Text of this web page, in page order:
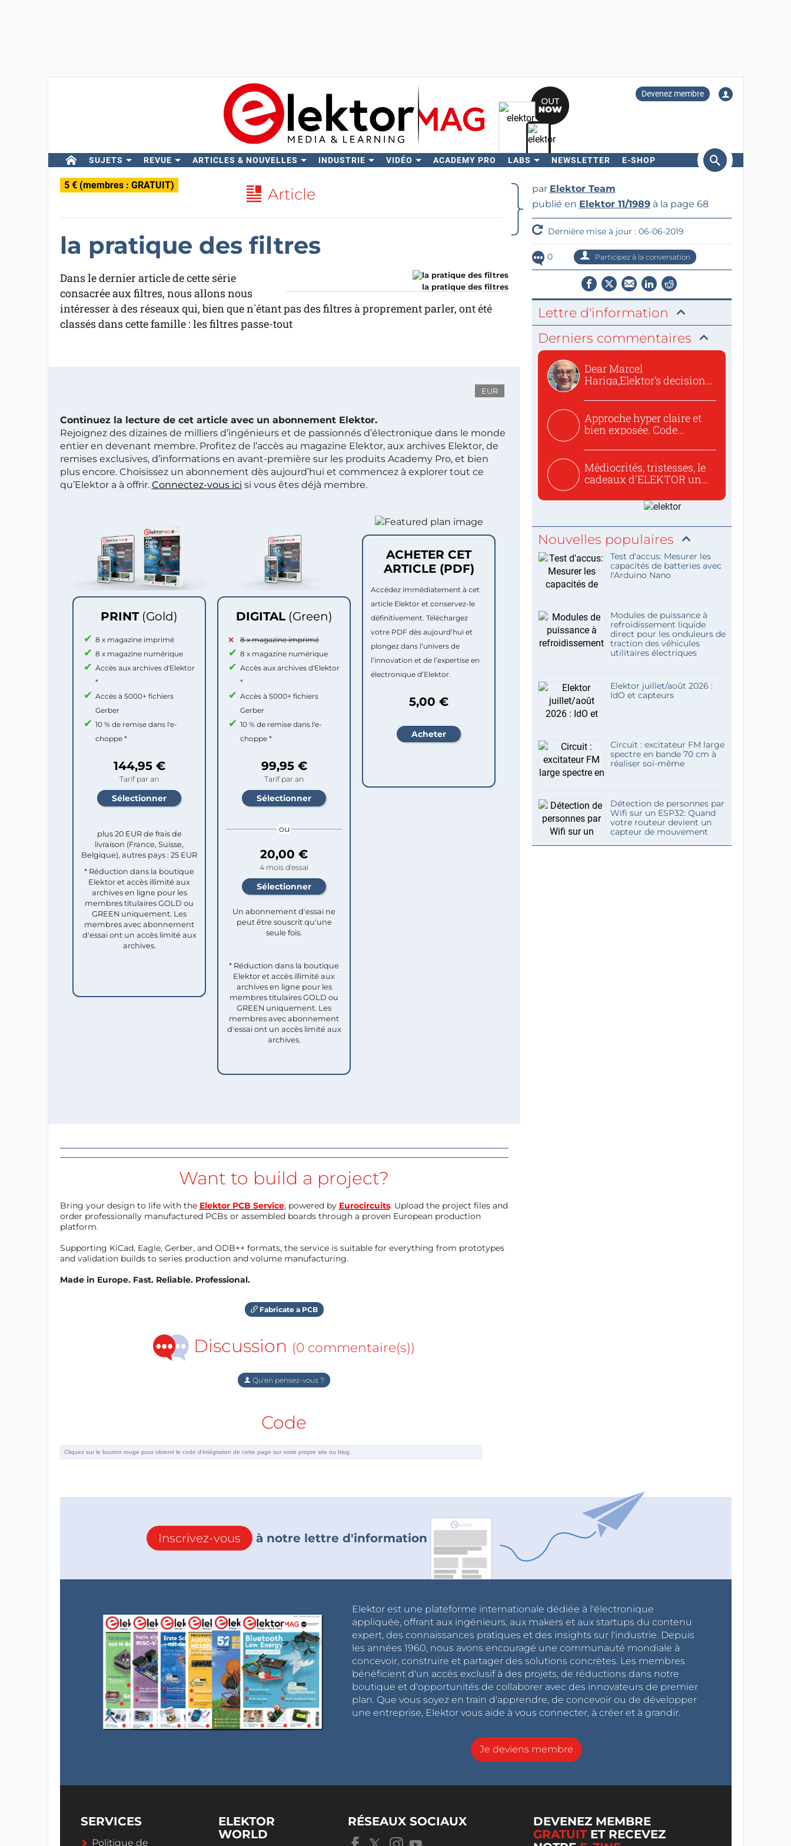
Devenez membre
SUJETS REVUE ARTICLES & NOUVELLES INDUSTRIE VIDÉO ACADEMY PRO LABS NEWSLETTER E-SHOP
Rechercher
5 € (membres : GRATUIT) Article
la pratique des filtres
la pratique des filtres
Dans le dernier article de cette série
consacrée aux filtres, nous allons nous
intéresser à des réseaux qui, bien que n`étant pas des filtres à proprement parler, ont été
classés dans cette famille : les filtres passe-tout
EUR
Continuez la lecture de cet article avec un abonnement Elektor.
Rejoignez des dizaines de milliers d’ingénieurs et de passionnés d’électronique dans le monde
entier en devenant membre. Profitez de l’accès au magazine Elektor, aux archives Elektor, de
remises exclusives, d’informations en avant-première sur les produits Academy Pro, et bien
plus encore. Choisissez un abonnement dès aujourd’hui et commencez à explorer tout ce
qu’Elektor a à offrir. Connectez-vous ici si vous êtes déjà membre.
PRINT (Gold)
8 x magazine imprimé
8 x magazine numérique
Accès aux archives d'Elektor
*
Accès à 5000+ fichiers
Gerber
10 % de remise dans l'e-
choppe *
144,95 €
Tarif par an
plus 20 EUR de frais de
livraison (France, Suisse,
Belgique), autres pays : 25 EUR
* Réduction dans la boutique
Elektor et accès illimité aux
archives en ligne pour les
membres titulaires GOLD ou
GREEN uniquement. Les
membres avec abonnement
d'essai ont un accès limité aux
archives.
DIGITAL (Green)
8 x magazine imprimé
8 x magazine numérique
Accès aux archives d'Elektor
*
Accès à 5000+ fichiers
Gerber
10 % de remise dans l'e-
choppe *
99,95 €
Tarif par an
ou
20,00 €
4 mois d'essai
Un abonnement d'essai ne
peut être souscrit qu'une
seule fois.​
* Réduction dans la boutique
Elektor et accès illimité aux
archives en ligne pour les
membres titulaires GOLD ou
GREEN uniquement. Les
membres avec abonnement
d'essai ont un accès limité aux
archives.
ACHETER CET
ARTICLE (PDF)
Accédez immédiatement à cet
article Elektor et conservez-le
définitivement. Téléchargez
votre PDF dès aujourd’hui et
plongez dans l’univers de
l’innovation et de l’expertise en
électronique d’Elektor.
5,00 €
Want to build a project?
Bring your design to life with the Elektor PCB Service, powered by Eurocircuits. Upload the project files and
order professionally manufactured PCBs or assembled boards through a proven European production
platform.
Supporting KiCad, Eagle, Gerber, and ODB++ formats, the service is suitable for everything from prototypes
and validation builds to series production and volume manufacturing.
Made in Europe. Fast. Reliable. Professional.
Fabricate a PCB
Discussion (0 commentaire(s))
Qu'en pensez-vous ?
Code
par Elektor Team
publié en Elektor 11/1989à la page 68
Dernière mise à jour : 06-06-2019
0 Participez à la conversation
Lettre d'information
Derniers commentaires
Dear Marcel
Hariga,Elektor’s decision
Approche hyper claire et
bien exposée. Code
Médiocrités, tristesses, le
cadeaux d'ELEKTOR un
Nouvelles populaires
Test d'accus: Mesurer les
capacités de batteries avec
l'Arduino Nano
Modules de puissance à
refroidissement liquide
direct pour les onduleurs de
traction des véhicules
utilitaires électriques
Elektor juillet/août 2026 :
IdO et capteurs
Circuit : excitateur FM large
spectre en bande 70 cm à
réaliser soi-même
Détection de personnes par
Wifi sur un ESP32: Quand
votre routeur devient un
capteur de mouvement
Inscrivez-vous à notre lettre d'information
Elektor est une plateforme internationale dédiée à l'électronique
appliquée, offrant aux ingénieurs, aux makers et aux startups du contenu
expert, des connaissances pratiques et des insights sur l'industrie. Depuis
les années 1960, nous avons encouragé une communauté mondiale à
concevoir, construire et partager des solutions concrètes. Les membres
bénéficient d'un accès exclusif à des projets, de réductions dans notre
boutique et d'opportunités de collaborer avec des innovateurs de premier
plan. Que vous soyez en train d'apprendre, de concevoir ou de développer
une entreprise, Elektor vous aide à vous connecter, à créer et à grandir.
Je deviens membre
SERVICES
Politique de
ELEKTOR
WORLD
RÉSEAUX SOCIAUX
DEVENEZ MEMBRE
GRATUITET RECEVEZ